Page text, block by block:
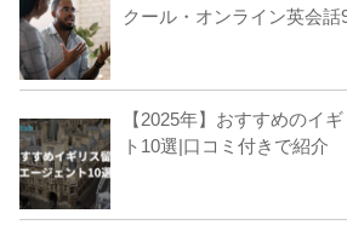
クール・オンライン英会話
【2025年】おすすめのイ
ト10選|口コミ付きで紹介